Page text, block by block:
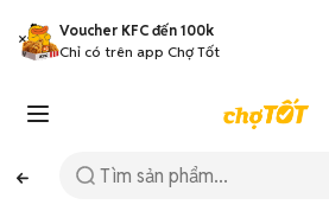
Voucher KFC đến 100k
Chỉ có trên app Chợ Tốt